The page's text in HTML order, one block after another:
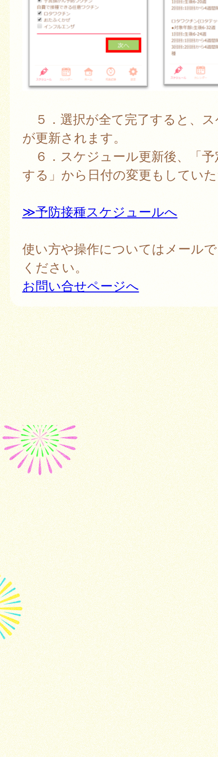
５．選択が全て完了すると、
が更新されます。
６．スケジュール更新後、「予
する」から日付の変更もしてい
≫予防接種スケジュールへ
使い方や操作についてはメール
ください。
お問い合せページへ